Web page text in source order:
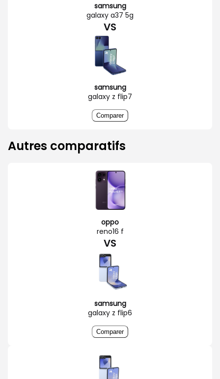
samsung
galaxy a37 5g
VS
samsung
galaxy z flip7
Comparer
Autres comparatifs
oppo
reno16 f
VS
samsung
galaxy z flip6
Comparer